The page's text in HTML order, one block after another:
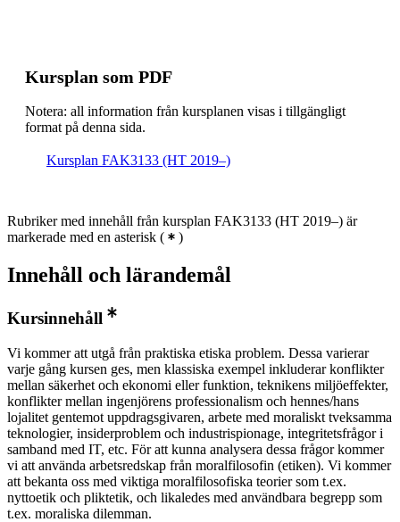
Kursplan som PDF
Notera: all information från kursplanen visas i tillgängligt
format på denna sida.
Kursplan FAK3133 (HT 2019–)
Rubriker med innehåll från kursplan FAK3133 (HT 2019–) är
markerade med en asterisk ( )
Innehåll och lärandemål
Kursinnehåll
Vi kommer att utgå från praktiska etiska problem. Dessa varierar
varje gång kursen ges, men klassiska exempel inkluderar konflikter
mellan säkerhet och ekonomi eller funktion, teknikens miljöeffekter,
konflikter mellan ingenjörens professionalism och hennes/hans
lojalitet gentemot uppdragsgivaren, arbete med moraliskt tveksamma
teknologier, insiderproblem och industrispionage, integritetsfrågor i
samband med IT, etc. För att kunna analysera dessa frågor kommer
vi att använda arbetsredskap från moralfilosofin (etiken). Vi kommer
att bekanta oss med viktiga moralfilosofiska teorier som t.ex.
nyttoetik och pliktetik, och likaledes med användbara begrepp som
t.ex. moraliska dilemman.